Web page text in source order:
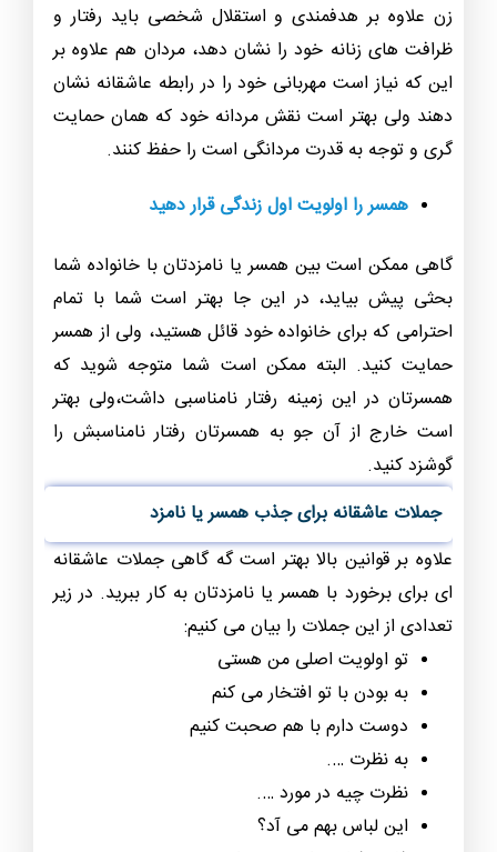
زن علاوه بر هدفمندی و استقلال شخصی باید رفتار و
ظرافت های زنانه خود را نشان دهد، مردان هم علاوه بر
این که نیاز است مهربانی خود را در رابطه عاشقانه نشان
دهند ولی بهتر است نقش مردانه خود که همان حمایت
گری و توجه به قدرت مردانگی است را حفظ کنند.
همسر را اولویت اول زندگی قرار دهید
گاهی ممکن است بین همسر یا نامزدتان با خانواده شما
بحثی پیش بیاید، در این جا بهتر است شما با تمام
احترامی که برای خانواده خود قائل هستید، ولی از همسر
حمایت کنید. البته ممکن است شما متوجه شوید که
همسرتان در این زمینه رفتار نامناسبی داشت،ولی بهتر
است خارج از آن جو به همسرتان رفتار نامناسبش را
گوشزد کنید.
جملات عاشقانه برای جذب همسر یا نامزد
علاوه بر قوانین بالا بهتر است گه گاهی جملات عاشقانه
ای برای برخورد با همسر یا نامزدتان به کار ببرید. در زیر
تعدادی از این جملات را بیان می کنیم:
تو اولویت اصلی من هستی
به بودن با تو افتخار می کنم
دوست دارم با هم صحبت کنیم
به نظرت ….
نظرت چیه در مورد ….
این لباس بهم می آد؟